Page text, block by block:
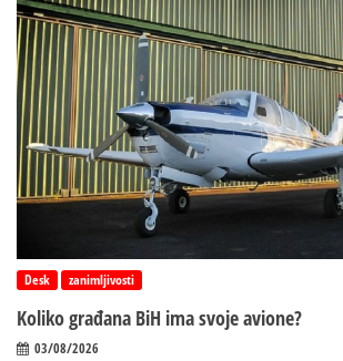
Desk zanimljivosti
Koliko građana BiH ima svoje avione?
03/08/2026